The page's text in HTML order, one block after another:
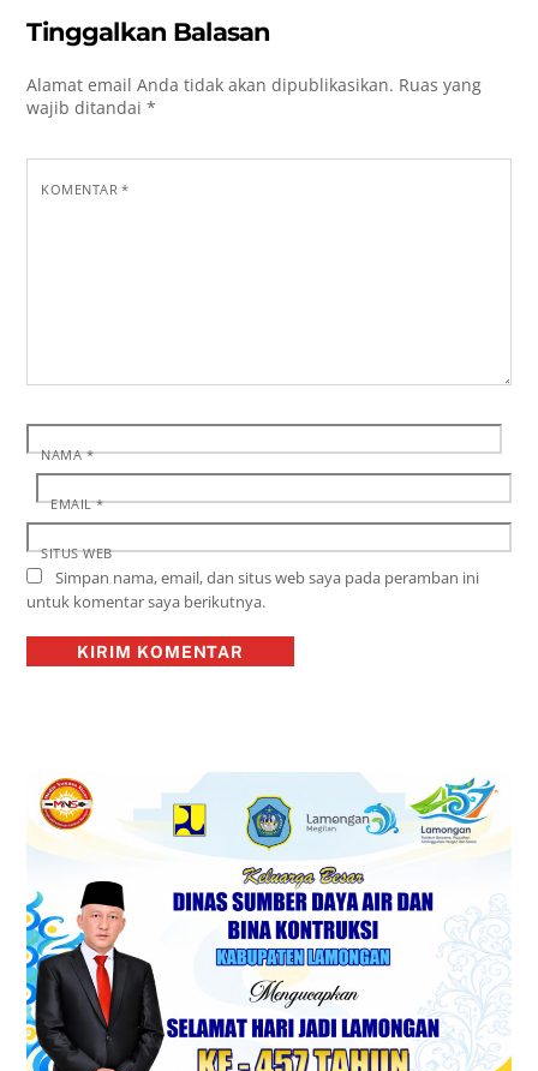
Tinggalkan Balasan
Alamat email Anda tidak akan dipublikasikan. Ruas yang
wajib ditandai*
KOMENTAR*
NAMA*
EMAIL*
SITUS WEB
Simpan nama, email, dan situs web saya pada peramban ini
untuk komentar saya berikutnya.